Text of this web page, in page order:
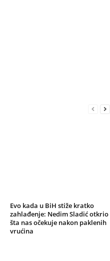
Evo kada u BiH stiže kratko
zahlađenje: Nedim Sladić otkrio
šta nas očekuje nakon paklenih
vrućina